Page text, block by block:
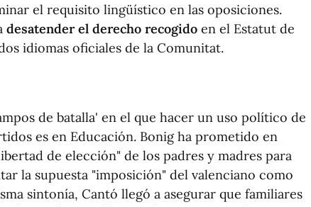
el requisito lingüístico en las oposiciones.
desatender el derecho recogido en el Estatut de
idiomas oficiales de la Comunitat.
de batalla' en el que hacer un uso político de
es en Educación. Bonig ha prometido en
de elección" de los padres y madres para
la supuesta "imposición" del valenciano como
sintonía, Cantó llegó a asegurar que familiares